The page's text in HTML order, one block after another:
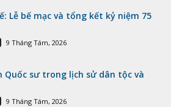
Lễ bế mạc và tổng kết kỷ niệm 75
9 Tháng Tám, 2026
Quốc sư trong lịch sử dân tộc và
9 Tháng Tám, 2026